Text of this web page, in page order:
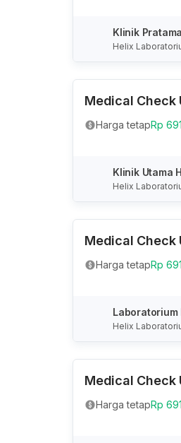
Klinik
Helix
Medical Check
Harga tetapRp
Klinik Utama
Helix
Medical Check
Harga tetapRp
Laboratorium
Helix
Medical Check
Harga tetapRp